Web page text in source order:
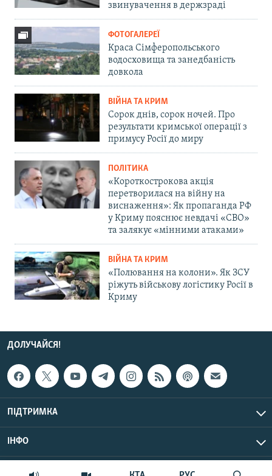
звинувачення в держзраді
ФОТОГАЛЕРЕЇ
Краса Сімферопольського
водосховища та занедбаність
довкола
ВІЙНА ТА КРИМ
Сорок днів, сорок ночей. Про
результати кримської операції з
примусу Росії до миру
ПОЛІТИКА
«Короткострокова акція
перетворилася на війну на
виснаження»: Як пропаганда РФ
у Криму пояснює невдачі «СВО»
та залякує «мінними атаками»
ВІЙНА ТА КРИМ
«Полювання на колони». Як ЗСУ
ріжуть військову логістику Росії в
Криму
ДОЛУЧАЙСЯ!
ПІДТРИМКА
ІНФО
© Крим.Реалії, 2026 | Усі права застережено.